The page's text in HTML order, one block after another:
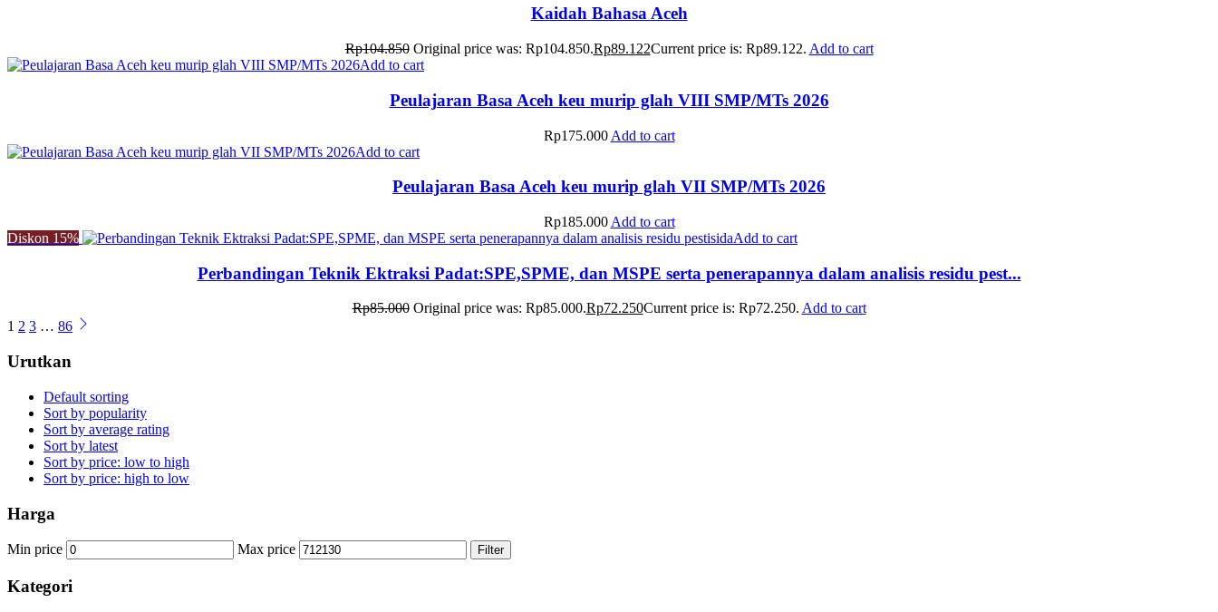
Kaidah Bahasa Aceh
Rp104.850 Original price was: Rp104.850.Rp89.122Current price is: Rp89.122. Add to cart
Add to cart
Peulajaran Basa Aceh keu murip glah VIII SMP/MTs 2026
Rp175.000 Add to cart
Add to cart
Peulajaran Basa Aceh keu murip glah VII SMP/MTs 2026
Rp185.000 Add to cart
Diskon 15% Add to cart
Perbandingan Teknik Ektraksi Padat:SPE,SPME, dan MSPE serta penerapannya dalam analisis residu pest...
Rp85.000 Original price was: Rp85.000.Rp72.250Current price is: Rp72.250. Add to cart
1 2 3 … 86
Urutkan
Default sorting
Sort by popularity
Sort by average rating
Sort by latest
Sort by price: low to high
Sort by price: high to low
Harga
Min price Max price Filter
Kategori